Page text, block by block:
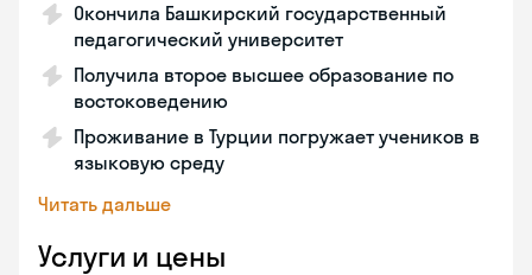
Окончила Башкирский государственный
педагогический университет
Получила второе высшее образование по
востоковедению
Проживание в Турции погружает учеников в
языковую среду
Читать дальше
Услуги и цены